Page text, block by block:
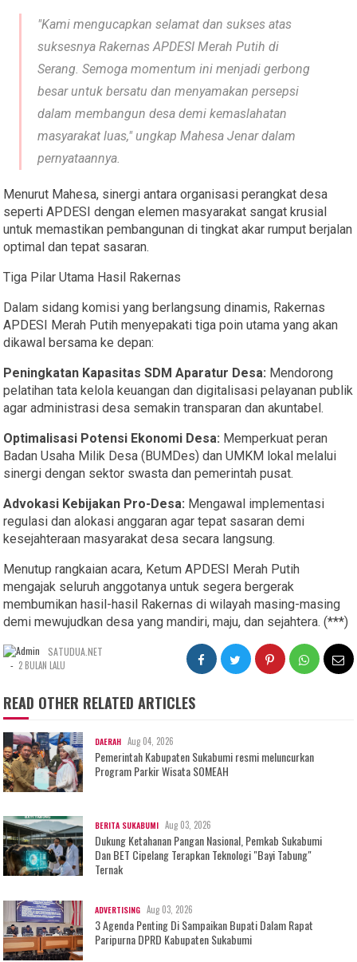
​"Kami mengucapkan selamat dan sukses atas
suksesnya Rakernas APDESI Merah Putih di
Serang. Semoga momentum ini menjadi gerbong
besar untuk bersatu dan menyamakan persepsi
dalam membangun desa demi kemaslahatan
masyarakat luas," ungkap Mahesa Jenar dalam
pernyataannya.
​Menurut Mahesa, sinergi antara organisasi perangkat desa
seperti APDESI dengan elemen masyarakat sangat krusial
untuk memastikan pembangunan di tingkat akar rumput berjalan
optimal dan tepat sasaran.
​Tiga Pilar Utama Hasil Rakernas
​Dalam sidang komisi yang berlangsung dinamis, Rakernas
APDESI Merah Putih menyepakati tiga poin utama yang akan
dikawal bersama ke depan:
Peningkatan Kapasitas SDM Aparatur Desa: Mendorong
pelatihan tata kelola keuangan dan digitalisasi pelayanan publik
agar administrasi desa semakin transparan dan akuntabel.
Optimalisasi Potensi Ekonomi Desa: Memperkuat peran
Badan Usaha Milik Desa (BUMDes) dan UMKM lokal melalui
sinergi dengan sektor swasta dan pemerintah pusat.
Advokasi Kebijakan Pro-Desa: Mengawal implementasi
regulasi dan alokasi anggaran agar tepat sasaran demi
kesejahteraan masyarakat desa secara langsung.
​Menutup rangkaian acara, Ketum APDESI Merah Putih
mengajak seluruh anggotanya untuk segera bergerak
membumikan hasil-hasil Rakernas di wilayah masing-masing
demi mewujudkan desa yang mandiri, maju, dan sejahtera. (***)
SATUDUA.NET
- 2 BULAN LALU
READ OTHER RELATED ARTICLES
DAERAH Aug 04, 2026
Pemerintah Kabupaten Sukabumi resmi meluncurkan
Program Parkir Wisata SOMEAH
BERITA SUKABUMI Aug 03, 2026
Dukung Ketahanan Pangan Nasional, Pemkab Sukabumi
Dan BET Cipelang Terapkan Teknologi "Bayi Tabung"
Ternak
ADVERTISING Aug 03, 2026
3 Agenda Penting Di Sampaikan Bupati Dalam Rapat
Paripurna DPRD Kabupaten Sukabumi